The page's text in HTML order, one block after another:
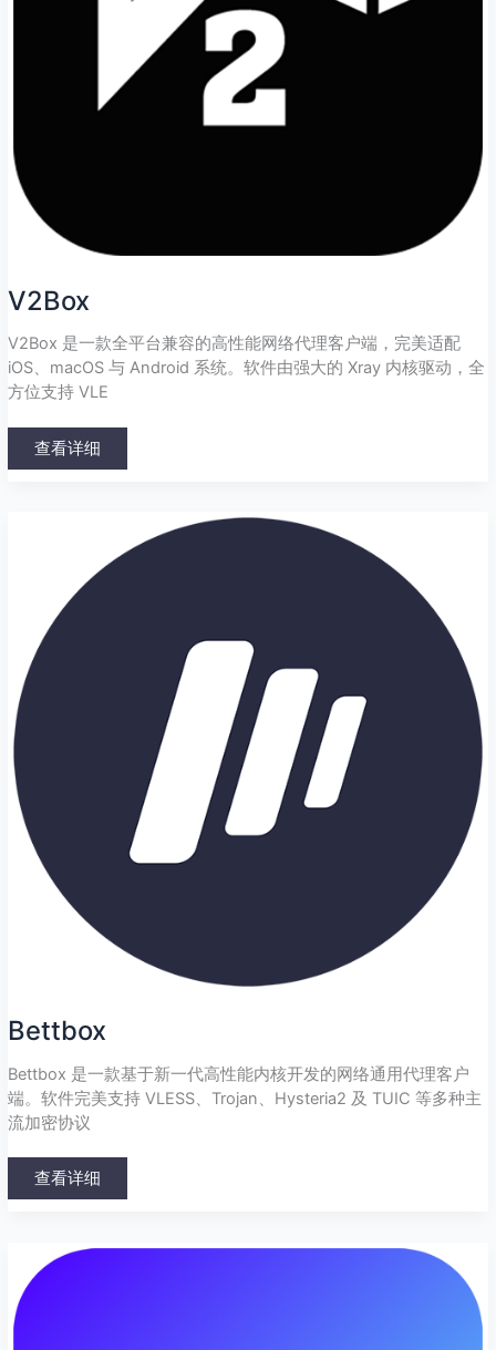
V2Box
V2Box 是一款全平台兼容的高性能网络代理客户端，完美适配
iOS、macOS 与 Android 系统。软件由强大的 Xray 内核驱动，全
方位支持 VLE
查看详细
Bettbox
Bettbox 是一款基于新一代高性能内核开发的网络通用代理客户
端。软件完美支持 VLESS、Trojan、Hysteria2 及 TUIC 等多种主
流加密协议
查看详细
Karing